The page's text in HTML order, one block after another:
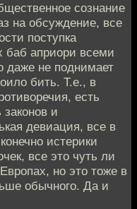
сознание
на обсуждение, все
поступка
баб априори всеми
даже не поднимает
бить. Т.е., в
есть
и
девиация, все в
истерики
все это чуть ли
но это тоже в
обычного. Да и